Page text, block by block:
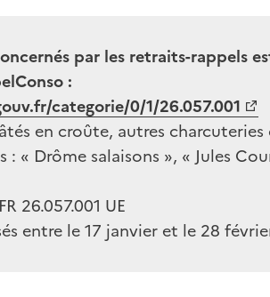
par les retraits-rappels
:
categorie/0/1/26.057.001
en croûte, autres charcuteries
: « Drôme salaisons », « Jules
26.057.001 UE
entre le 17 janvier et le 28